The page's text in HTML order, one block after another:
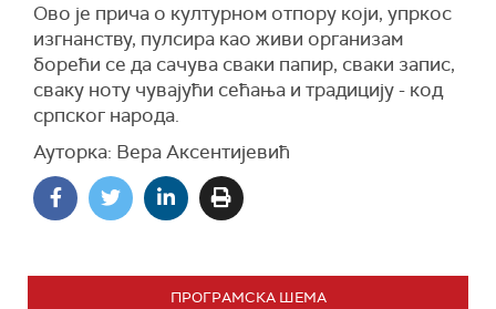
Ово је прича о културном отпору који, упркос
изгнанству, пулсира као живи организам
борећи се да сачува сваки папир, сваки запис,
сваку ноту чувајући сећања и традицију - код
српског народа.
Ауторка: Вера Аксентијевић
ПРОГРАМСКА ШЕМА